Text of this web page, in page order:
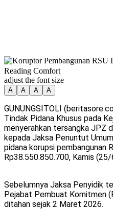
Reading Comfort
adjust the font size
A A A A
GUNUNGSITOLI
Tindak Pidana Khusus pada
menyerahkan tersangka JPZ
kepada Jaksa Penuntut
pidana korupsi pembangunan
Rp38.550.850.700, Kamis
Sebelumnya Jaksa Penyidik
Pejabat Pembuat Komitmen
ditahan sejak 2 Maret 2026.